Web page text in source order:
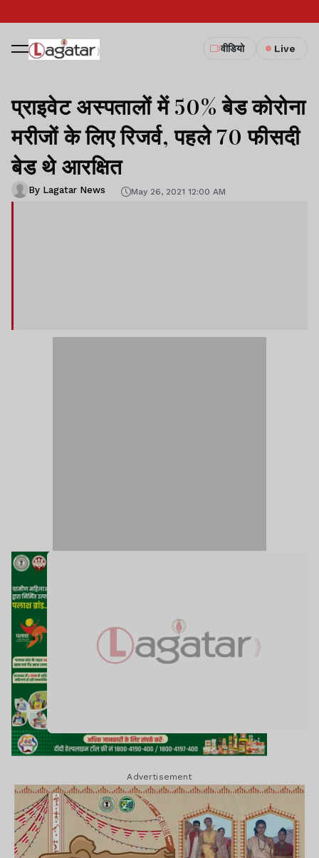
वीडियो Live
प्राइवेट अस्पतालों में 50% बेड कोरोना
मरीजों के लिए रिजर्व, पहले 70 फीसदी
बेड थे आरक्षित
By Lagatar News May 26, 2021 12:00 AM
Advertisement